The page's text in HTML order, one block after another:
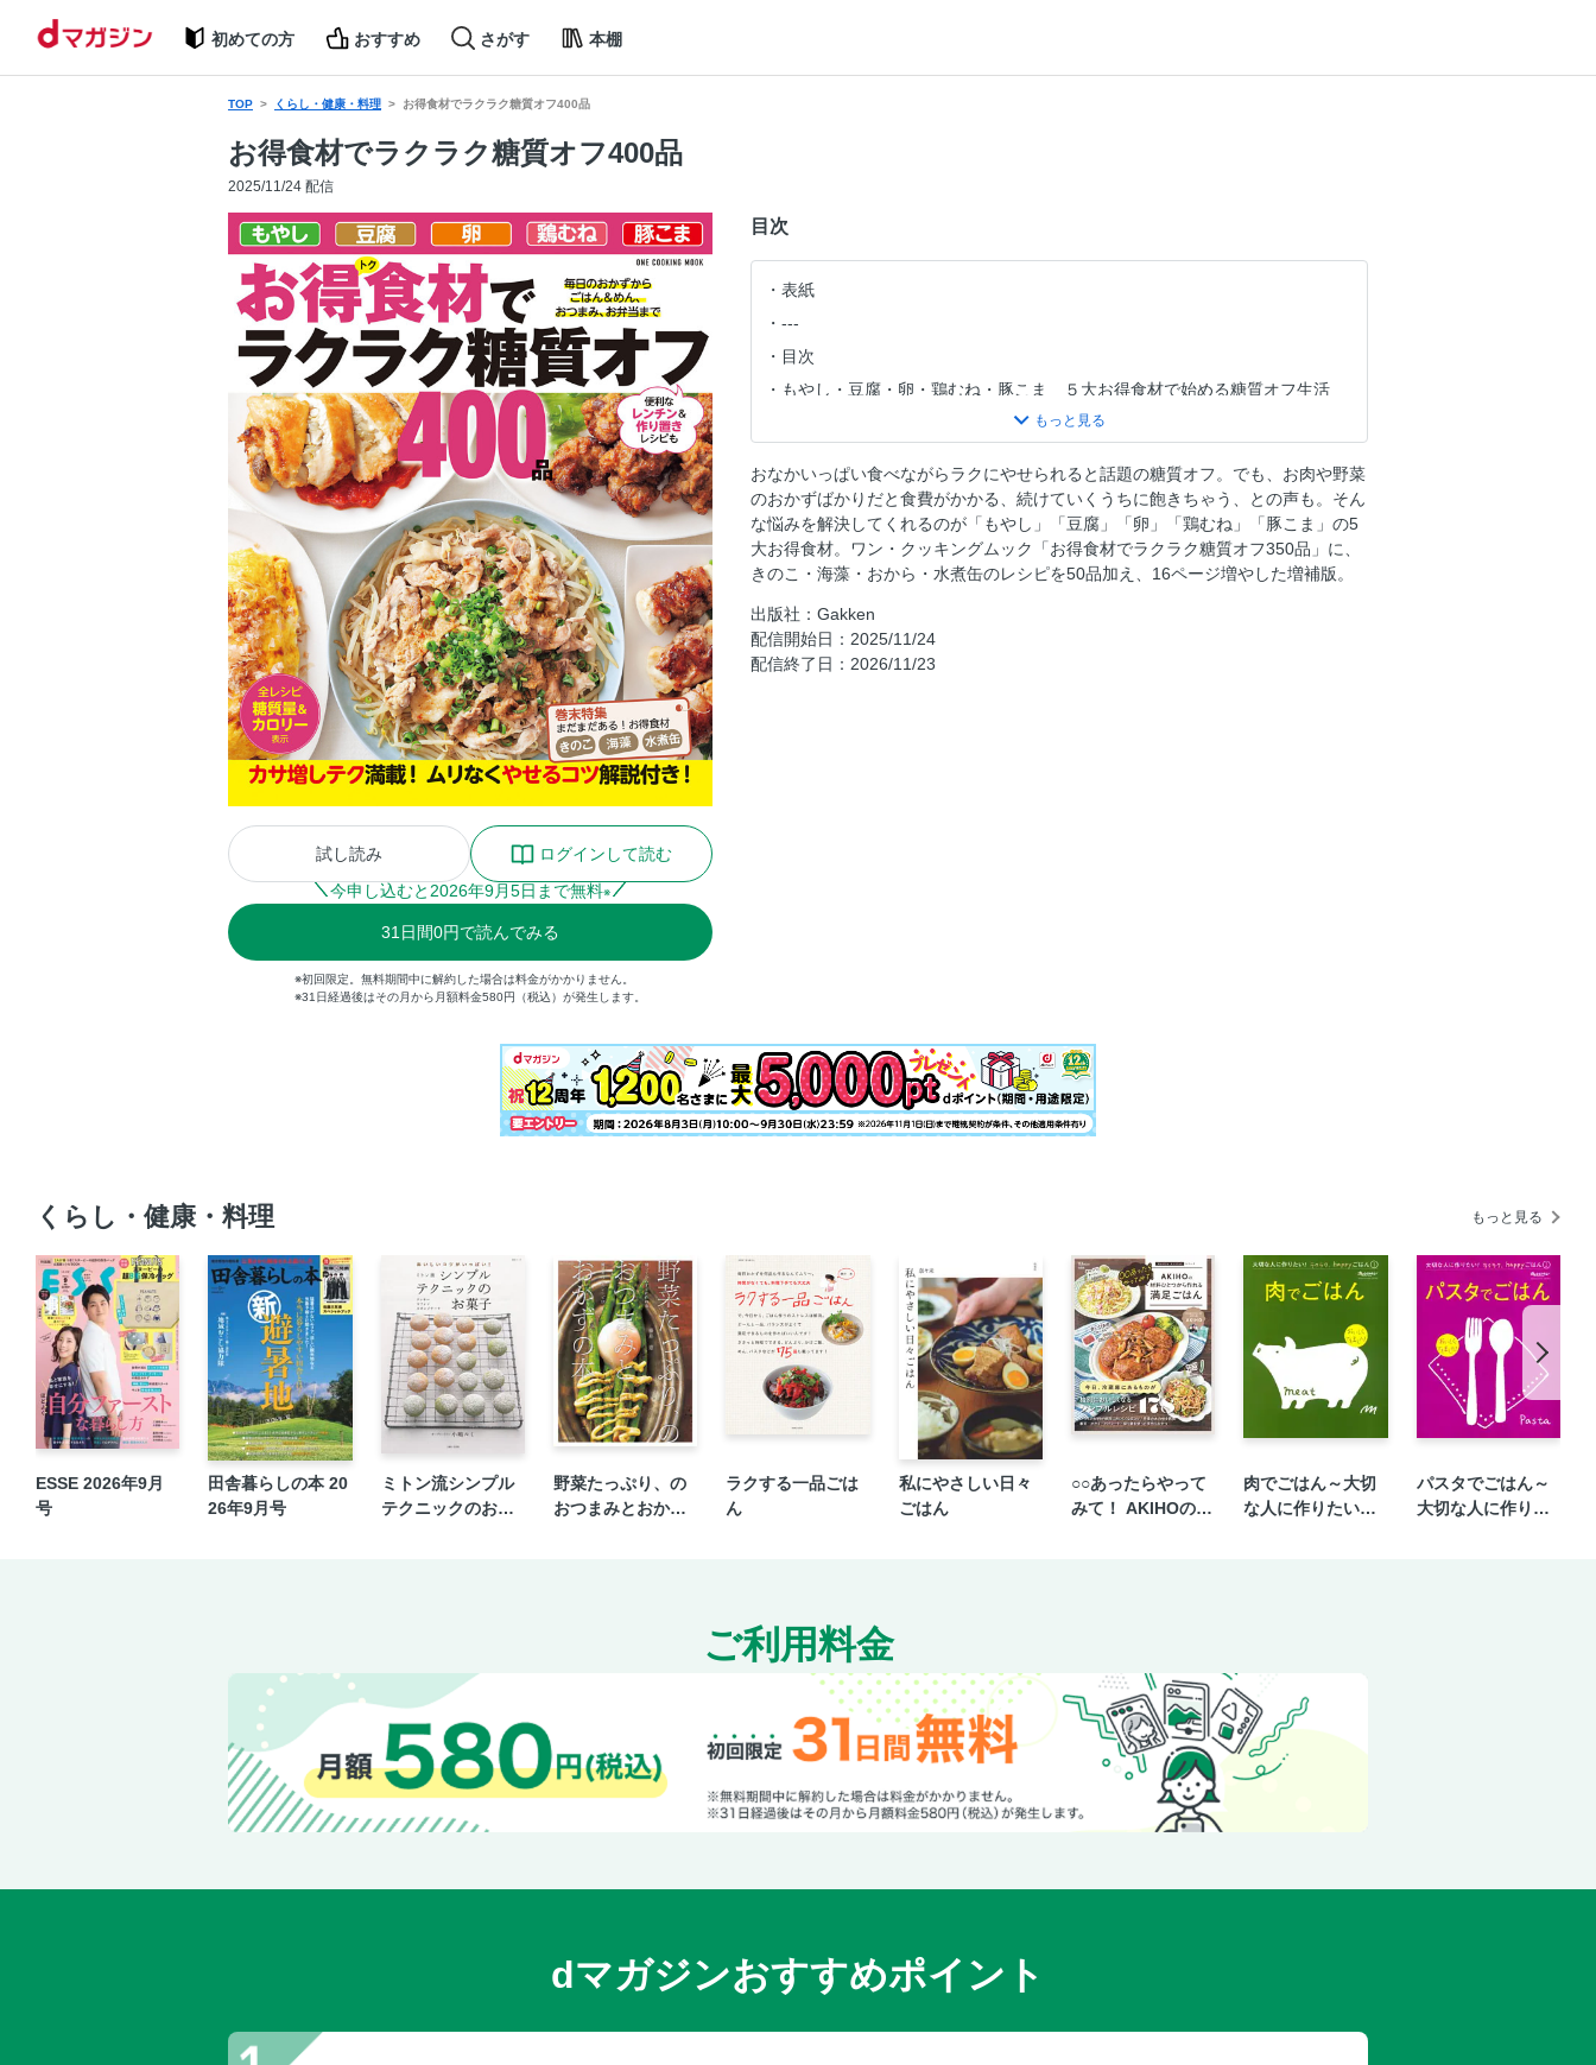
初めての方 おすすめ さがす 本棚
TOP くらし・健康・料理 お得食材でラクラク糖質オフ400品
お得食材でラクラク糖質オフ400品
2025/11/24 配信
試し読み
ログインして読む
今申し込むと 2026年9月5日まで無料※
31 日間0円で読んでみる
※初回限定。無料期間中に解約した場合は料金がかかりません。
※31日経過後はその月から月額料金580円（税込）が発生します。
目次
表紙
---
目次
もやし・豆腐・卵・鶏むね・豚こま ５大お得食材で始める糖質オフ生活
PART１ 糖質オフも節約も両方かなう！ お得食材でワザありおかず
ナゲット
もやし入り豚こまバーグ
豚こまともやしのかき揚げ／豚こまともやしのつくね
ワザ02 巻く＆包む 豚こまのもやし巻き
ヘルシー豆腐ステーキ／もやしたっぷりチキンカツ
とん平焼き／油揚げ棒ギョーザ
豆腐ごはんのスープカレー／おからの太巻き寿司
ピザチキン／おからバンズのBLTバーガー
PART２ とにかく安くて体にうれしい人気食材！ もやしのおかず
もやしとひき肉のカレーじょうゆ炒め／もやしのそぼろナポリタン炒め
もやしの肉みそかけ／もやしとひき肉のざっくり炒め
スタミナもやしプルコギ／もやしと牛カルビ肉の炒めもの／もやしと牛肉の
レンジ炒め
もやしとえびの塩レモン炒め／もやしとげそのカレー炒め／もやしとえびの
チャンプルー／もやしとたこのごまだれプルコギ
●混ぜる ひき肉のもやし寄せ焼き／ミニもやしバーグ
もやしと鶏ひき肉の寄せ焼き／もやし入りつくね
●巻く・包む もやしのスパイシーベーコンロール／豚肉のもやし巻き蒸し／
もやしたっぷりオムレツ
もやし豚肉ロールの塩煮込み／もやしとひじきのチキンロール／油揚げの巻
き巻きもやしあんかけ
●蒸す もやしと豚バラのにんにく蒸し／もやしとにらのひき肉蒸し
もやしとさけのおろしポン酢／もやしと豚こまのマヨ蒸し
もやしと鶏肉の蒸しもの／もやしと豆腐のピリ辛香味蒸し
んつゆ煮／もやしと手羽元のにんにくしょうゆ煮
おなかいっぱい食べながらラクにやせられると話題の糖質オフ。でも、お肉や野菜
のおかずばかりだと食費がかかる、続けていくうちに飽きちゃう、との声も。そん
な悩みを解決してくれるのが「もやし」「豆腐」「卵」「鶏むね」「豚こま」の5
大お得食材。ワン・クッキングムック「お得食材でラクラク糖質オフ350品」に、
きのこ・海藻・おから・水煮缶のレシピを50品加え、16ページ増やした増補版。
出版社：Gakken
配信開始日：2025/11/24
配信終了日：2026/11/23
くらし・健康・料理 もっと見る
ESSE 2026年9月
号
田舎暮らしの本 20
26年9月号
ミトン流シンプル
テクニックのお菓
野菜たっぷり、の
おつまみとおかず
ラクする一品ごは
ん
私にやさしい日々
ごはん
○○あったらやって
みて！ AKIHOの材
肉でごはん～大切
な人に作りたい！
パスタでごはん～
大切な人に作りた
ご利用料金
dマガジンおすすめポイント